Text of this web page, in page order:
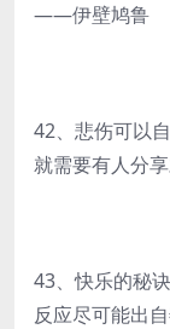
——伊壁鸠鲁
42、悲伤可以
就需要有人分
43、快乐的秘
反应尽可能出